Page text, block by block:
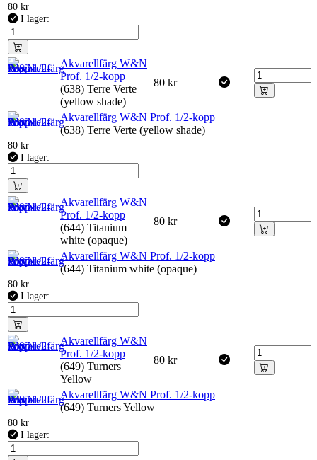
80 kr
I lager:
Akvarellfärg W&N
Prof. 1/2-kopp
(638) Terre Verte
(yellow shade)
80 kr
Akvarellfärg W&N Prof. 1/2-kopp
(638) Terre Verte (yellow shade)
80 kr
I lager:
Akvarellfärg W&N
Prof. 1/2-kopp
(644) Titanium
white (opaque)
80 kr
Akvarellfärg W&N Prof. 1/2-kopp
(644) Titanium white (opaque)
80 kr
I lager:
Akvarellfärg W&N
Prof. 1/2-kopp
(649) Turners
Yellow
80 kr
Akvarellfärg W&N Prof. 1/2-kopp
(649) Turners Yellow
80 kr
I lager: